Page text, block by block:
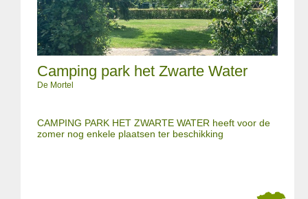
Camping park het Zwarte Water
De Mortel
CAMPING PARK HET ZWARTE WATER heeft voor de
zomer nog enkele plaatsen ter beschikking